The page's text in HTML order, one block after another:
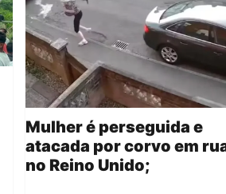
Mulher é perseguida e
atacada por corvo em
no Reino Unido;